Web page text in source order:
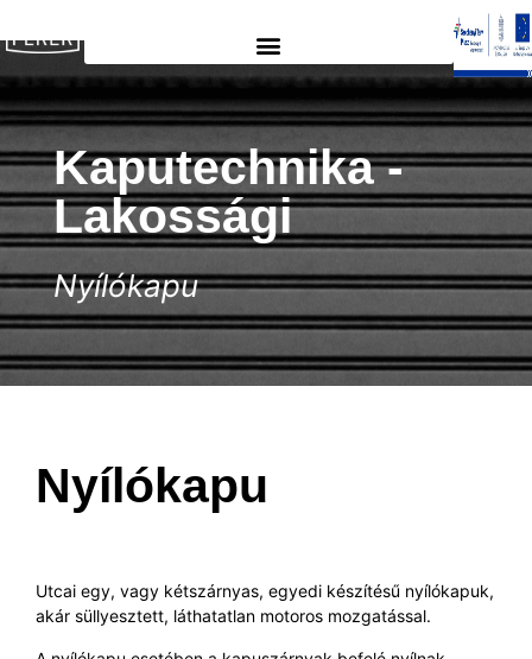
Kaputechnika -
Lakossági
Nyílókapu
Nyílókapu
Utcai egy, vagy kétszárnyas, egyedi készítésű nyílókapuk,
akár süllyesztett, láthatatlan motoros mozgatással.